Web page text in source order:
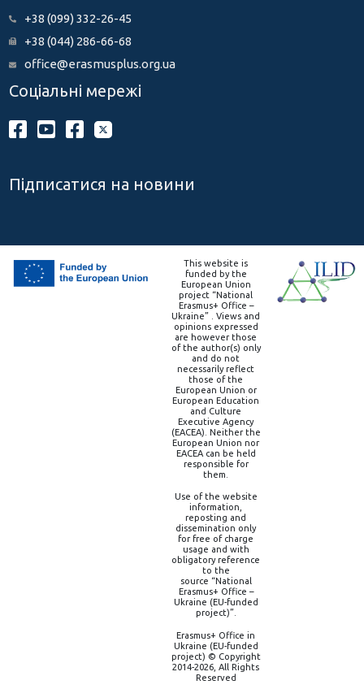
+38 (099) 332-26-45
+38 (044) 286-66-68
office@erasmusplus.org.ua
Соціальні мережі
Підписатися на новини
This website is
funded by the
European Union
project “National
Erasmus+ Office –
Ukraine” . Views and
opinions expressed
are however those
of the author(s) only
and do not
necessarily reflect
those of the
European Union or
European Education
and Culture
Executive Agency
(EACEA). Neither the
European Union nor
EACEA can be held
responsible for
them.
Use of the website
information,
reposting and
dissemination only
for free of charge
usage and with
obligatory reference
to the
source “National
Erasmus+ Office –
Ukraine (EU-funded
project)”.
Erasmus+ Office in
Ukraine (EU-funded
project) © Copyright
2014-2026, All Rights
Reserved